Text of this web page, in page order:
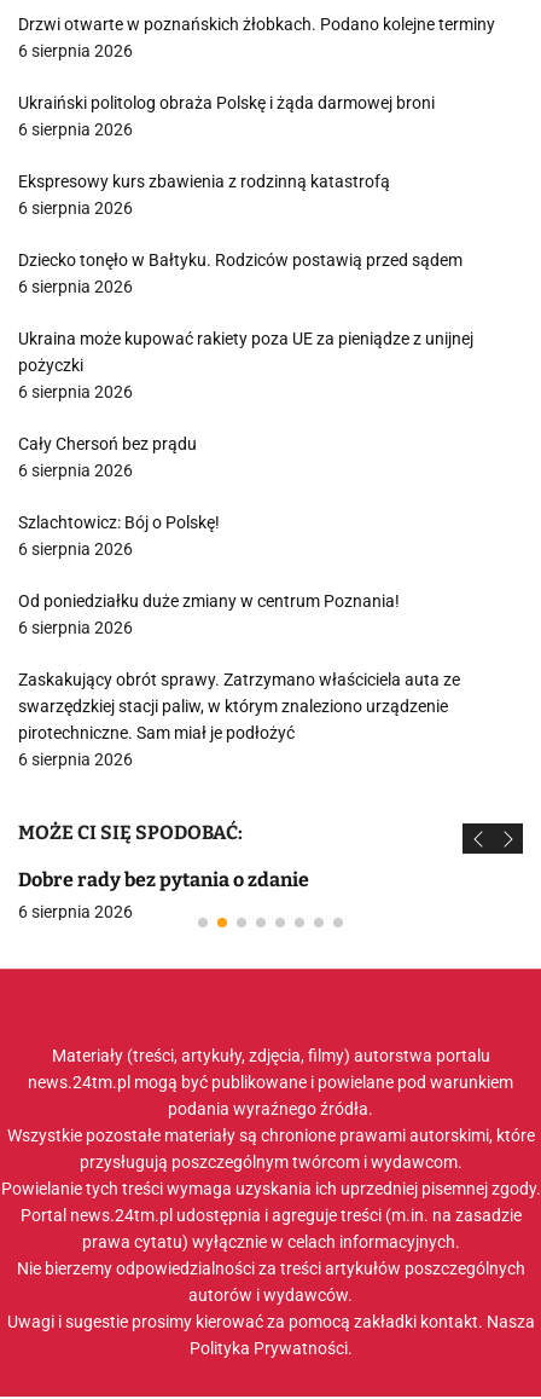
Drzwi otwarte w poznańskich żłobkach. Podano kolejne terminy
6 sierpnia 2026
Ukraiński politolog obraża Polskę i żąda darmowej broni
6 sierpnia 2026
Ekspresowy kurs zbawienia z rodzinną katastrofą
6 sierpnia 2026
Dziecko tonęło w Bałtyku. Rodziców postawią przed sądem
6 sierpnia 2026
Ukraina może kupować rakiety poza UE za pieniądze z unijnej
pożyczki
6 sierpnia 2026
Cały Chersoń bez prądu
6 sierpnia 2026
Szlachtowicz: Bój o Polskę!
6 sierpnia 2026
Od poniedziałku duże zmiany w centrum Poznania!
6 sierpnia 2026
Zaskakujący obrót sprawy. Zatrzymano właściciela auta ze
swarzędzkiej stacji paliw, w którym znaleziono urządzenie
pirotechniczne. Sam miał je podłożyć
6 sierpnia 2026
MOŻE CI SIĘ SPODOBAĆ:
Dobre rady bez pytania o zdanie
6 sierpnia 2026
Materiały (treści, artykuły, zdjęcia, filmy) autorstwa portalu
news.24tm.pl mogą być publikowane i powielane pod warunkiem
podania wyraźnego źródła.
Wszystkie pozostałe materiały są chronione prawami autorskimi, które
przysługują poszczególnym twórcom i wydawcom.
Powielanie tych treści wymaga uzyskania ich uprzedniej pisemnej zgody.
Portal news.24tm.pl udostępnia i agreguje treści (m.in. na zasadzie
prawa cytatu) wyłącznie w celach informacyjnych.
Nie bierzemy odpowiedzialności za treści artykułów poszczególnych
autorów i wydawców.
Uwagi i sugestie prosimy kierować za pomocą zakładki kontakt. Nasza
Polityka Prywatności.